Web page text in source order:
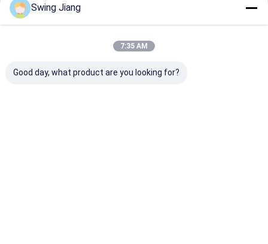
홈
HDMI 비디오 월 컨트롤러중국 공장.Copyright © 2026 Shenzhen
Winlink Technology Co., Limited. All Rights Reserved.
Swing Jiang
7:35 AM
Good day, what product are you looking for?